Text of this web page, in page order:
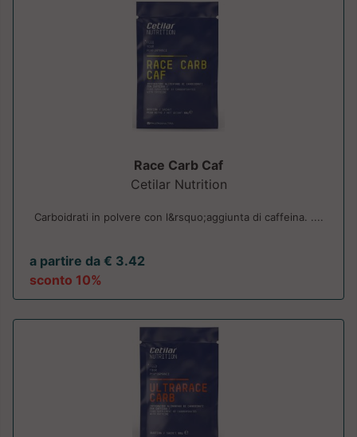
Race Carb Caf
Cetilar Nutrition
Carboidrati in polvere con l&rsquo;aggiunta di caffeina. ....
a partire da € 3.42
sconto 10%